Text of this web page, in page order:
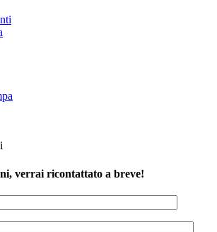
verrai ricontattato a breve!